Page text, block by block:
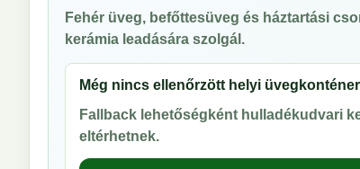
Fehér üveg, befőttesüveg és háztartási
kerámia leadására szolgál.
Még nincs ellenőrzött helyi
Fallback lehetőségként hulladékudvari
eltérhetnek.